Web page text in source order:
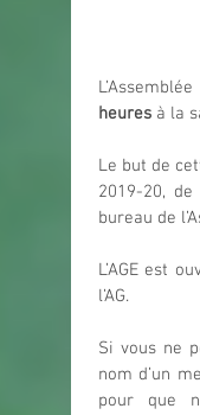
heures à la
Le but de
2019-20,
bureau de
L’AGE est
l’AG.
Si vous ne
nom d’un
pour que